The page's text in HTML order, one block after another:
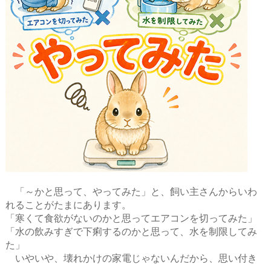
「～かと思って、やってみた」と、飼い主さんからいわ
れることがたまにあります。
「寒くて食欲がないのかと思ってエアコンを切ってみた」
「水の飲みすぎで下痢するのかと思って、水を制限してみ
た」
いやいや、壊れかけの家電じゃないんだから、思い付き